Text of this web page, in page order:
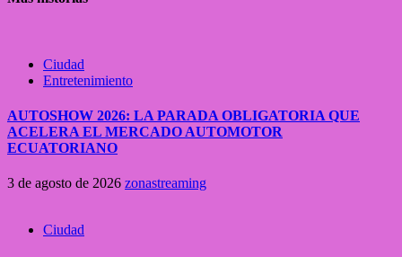
Ciudad
Entretenimiento
AUTOSHOW 2026: LA PARADA OBLIGATORIA QUE
ACELERA EL MERCADO AUTOMOTOR
ECUATORIANO
3 de agosto de 2026 zonastreaming
Ciudad